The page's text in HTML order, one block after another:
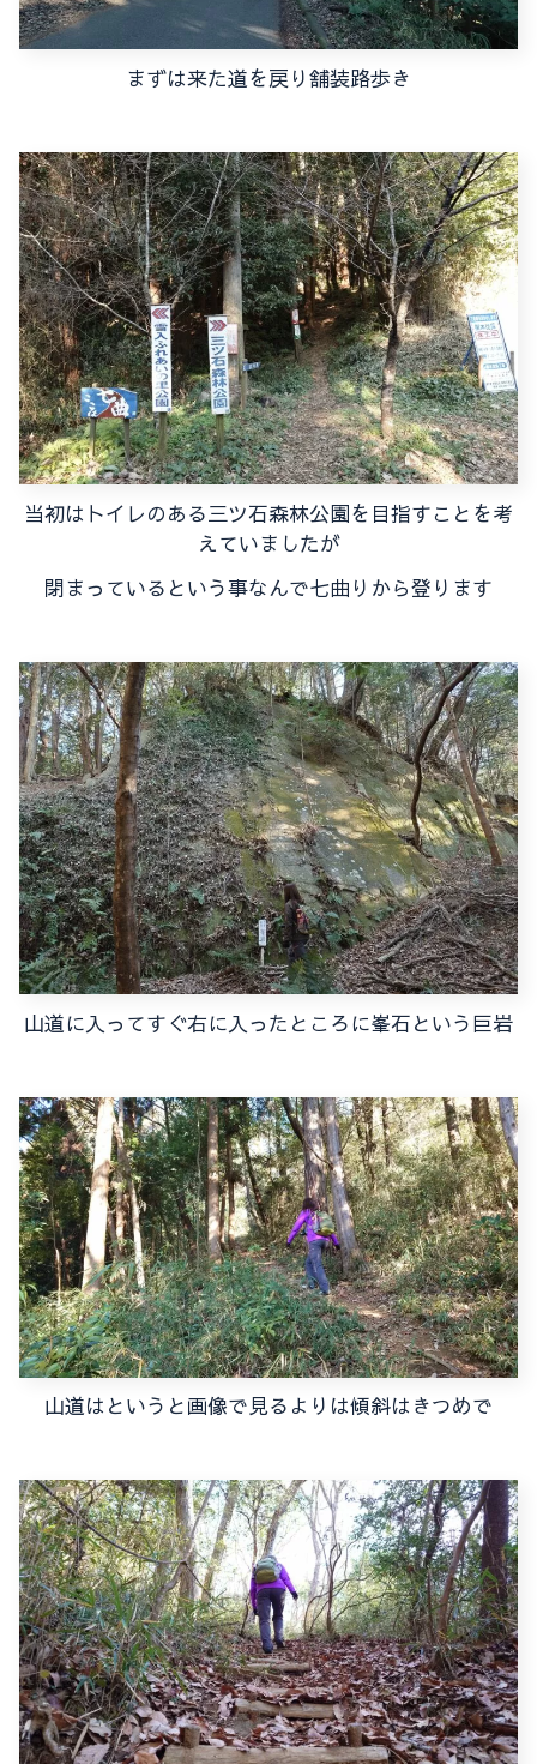
まずは来た道を戻り舗装路歩き
当初はトイレのある三ツ石森林公園を目指すことを考
えていましたが
閉まっているという事なんで七曲りから登ります
山道に入ってすぐ右に入ったところに峯石という巨岩
山道はというと画像で見るよりは傾斜はきつめで